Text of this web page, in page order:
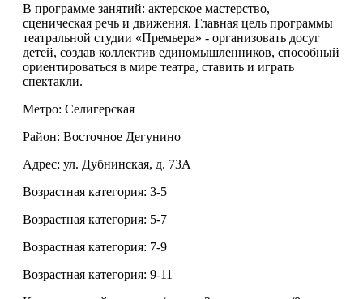
В программе занятий: актерское мастерство,
сценическая речь и движения. Главная цель программы
театральной студии «Премьера» - организовать досуг
детей, создав коллектив единомышленников, способный
ориентироваться в мире театра, ставить и играть
спектакли.
Метро: Селигерская
Район: Восточное Дегунино
Адрес: ул. Дубнинская, д. 73А
Возрастная категория: 3-5
Возрастная категория: 5-7
Возрастная категория: 7-9
Возрастная категория: 9-11